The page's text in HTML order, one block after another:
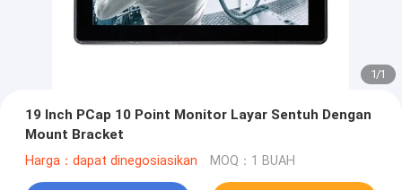
1/1
19 Inch PCap 10 Point Monitor Layar Sentuh Dengan
Mount Bracket
Harga：dapat dinegosiasikan MOQ：1 BUAH